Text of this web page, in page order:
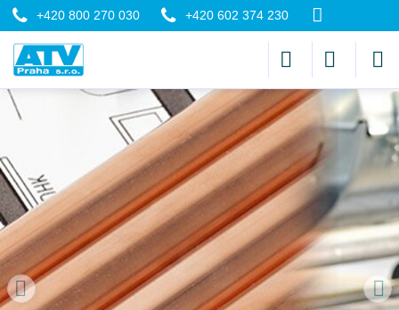
+420 800 270 030 +420 602 374 230